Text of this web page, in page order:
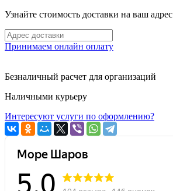
Узнайте стоимость доставки на ваш адрес
Принимаем онлайн оплату
Безналичный расчет для организаций
Наличными курьеру
Интересуют услуги по оформлению?